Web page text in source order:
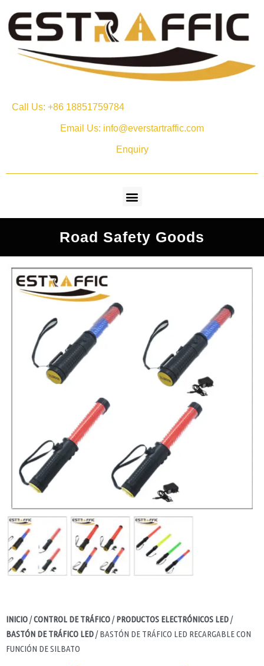
Call Us: +86 18851759784
Email Us: info@everstartraffic.com
Enquiry
Road Safety Goods
INICIO/CONTROL DE TRÁFICO/PRODUCTOS ELECTRÓNICOS LED/
BASTÓN DE TRÁFICO LED/ BASTÓN DE TRÁFICO LED RECARGABLE CON
FUNCIÓN DE SILBATO